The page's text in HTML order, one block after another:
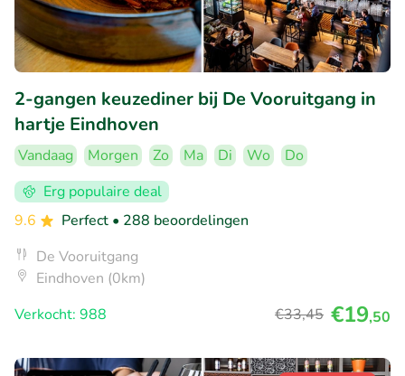
2-gangen keuzediner bij De Vooruitgang in
hartje Eindhoven
Vandaag Morgen Zo Ma Di Wo
Do
Erg populaire deal
9.6
Perfect • 288 beoordelingen
De Vooruitgang
Eindhoven (0km)
Verkocht: 988
€33,45 €19,50